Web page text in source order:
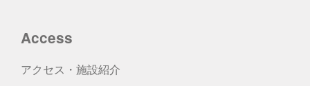
Access
アクセス・施設紹介